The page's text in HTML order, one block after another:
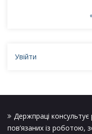
Увійти
Держпраці
пов’язаних із роботою,